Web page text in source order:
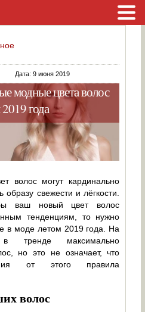
Дата: 9 июня 2019
модные цвета волос
года
волос могут кардинально
свежести и лёгкости.
ваш новый цвет волос
тенденциям, то нужно
в моде летом 2019 года. На
тренде максимально
но это не означает, что
от этого правила
волос